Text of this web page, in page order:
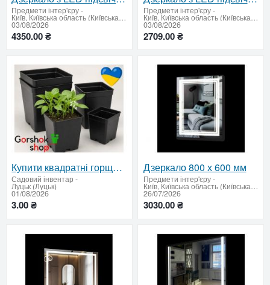
Предмети інтер'єру-
Київ, Київська область (Київська область - продати купити)
03/08/2026
4350.00 ₴
Предмети інтер'єру-
Київ, Київська область (Київська область - продати купити)
03/08/2026
2709.00 ₴
Купити квадратні горщики для розсади в «Горшок.Шоп»
Садовий інвентар -
Луцьк (Луцьк)
01/08/2026
3.00 ₴
Дзеркало 800 х 600 мм
Предмети інтер'єру-
Київ, Київська область (Київська область - продати купити)
26/07/2026
3030.00 ₴